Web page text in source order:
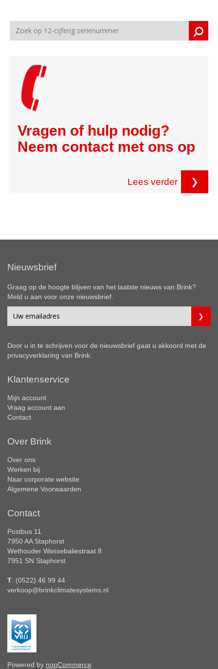
Vragen of hulp nodig?
Neem contact met ons op
Lees verder ❯
Nieuwsbrief
Graag op de hoogte blijven van het laatste nieuws van Brink?
Meld u aan voor onze nieuwsbrief.
Door u in te schrijven voor de nieuwsbrief gaat u akkoord met de
privacyverklaring van Brink.
Klantenservice
Mijn account
Vraag account aan
Contact
Over Brink
Over ons
Werken bij
Naar corporate website
Algemene Voorwaarden
Contact
Postbus 11
7950 AA Staphorst
Wethouder Wassebaliestraat 8
7951 SN Staphorst
T . (0522) 46 99 44
verkoop@brinkclimatesystems.nl
Powered by nopCommerce